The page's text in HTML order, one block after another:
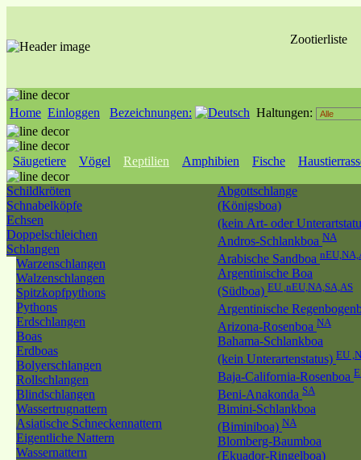
Zootierliste
Home Einloggen Bezeichnungen: Haltungen:
Säugetiere Vögel Reptilien Amphibien Fische
Schildkröten
Schnabelköpfe
Echsen
Doppelschleichen
Schlangen
Warzenschlangen
Walzenschlangen
Spitzkopfpythons
Pythons
Erdschlangen
Boas
Erdboas
Bolyerschlangen
Rollschlangen
Blindschlangen
Wassertrugnattern
Asiatische Schneckennattern
Eigentliche Nattern
Wassernattern
Abgottschlange
(Königsboa)
(kein Art- oder
Andros-Schlankboa NA
Arabische Sandboa
Argentinische Boa
(Südboa) EU ,nEU,NA,SA,AS
Argentinische
Arizona-Rosenboa NA
Bahama-Schlankboa
(kein Unterartenstatus) EU
Baja-California-Rosenboa
Beni-Anakonda SA
Bimini-Schlankboa
(Biminiboa) NA
Blomberg-Baumboa
(Ekuador-Ringelboa)